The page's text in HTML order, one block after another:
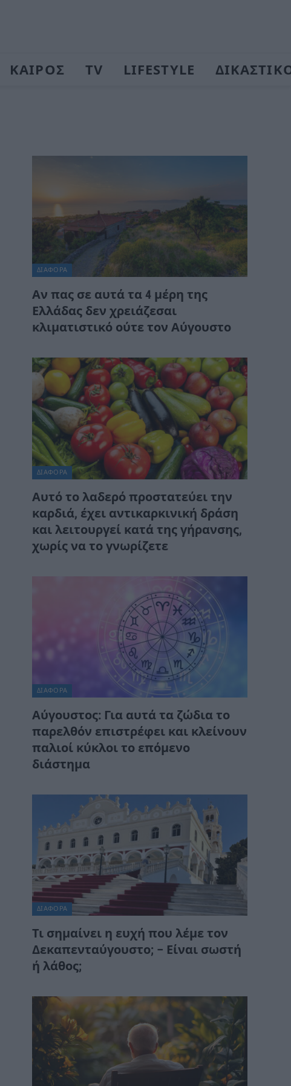
ΚΑΙΡΟΣ TV LIFESTYLE
ΔΙΆΦΟΡΑ
Αν πας σε αυτά τα 4 μέρη της
Ελλάδας δεν χρειάζεσαι
κλιματιστικό ούτε τον Αύγουστο
ΔΙΆΦΟΡΑ
Αυτό το λαδερό προστατεύει την
καρδιά, έχει αντικαρκινική δράση
και λειτουργεί κατά της γήρανσης,
χωρίς να το γνωρίζετε
ΔΙΆΦΟΡΑ
Αύγουστος: Για αυτά τα ζώδια το
παρελθόν επιστρέφει και κλείνουν
παλιοί κύκλοι το επόμενο
διάστημα
ΔΙΆΦΟΡΑ
Τι σημαίνει η ευχή που λέμε τον
Δεκαπενταύγουστο; – Είναι σωστή
ή λάθος;